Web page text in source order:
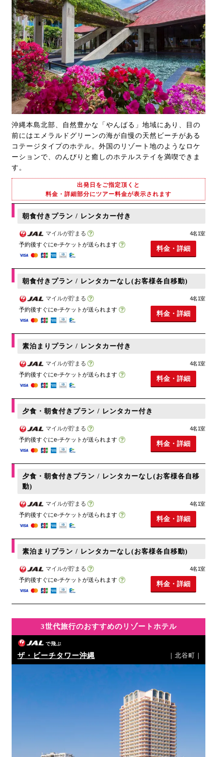
沖縄本島北部、自然豊かな「やんばる」地域にあり、目の
前にはエメラルドグリーンの海が自慢の天然ビーチがある
コテージタイプのホテル。外国のリゾート地のようなロケ
ーションで、のんびりと癒しのホテルステイを満喫できま
す。
出発日をご指定頂くと
料金・詳細部分にツアー料金が表示されます
朝食付きプラン / レンタカー付き
マイルが貯まる
予約後すぐにe-チケットが送られます
4名1室
料金・詳細
朝食付きプラン / レンタカーなし(お客様各自移動)
マイルが貯まる
予約後すぐにe-チケットが送られます
4名1室
料金・詳細
素泊まりプラン / レンタカー付き
マイルが貯まる
予約後すぐにe-チケットが送られます
4名1室
料金・詳細
夕食・朝食付きプラン / レンタカー付き
マイルが貯まる
予約後すぐにe-チケットが送られます
4名1室
料金・詳細
夕食・朝食付きプラン / レンタカーなし(お客様各自移
動)
マイルが貯まる
予約後すぐにe-チケットが送られます
4名1室
料金・詳細
素泊まりプラン / レンタカーなし(お客様各自移動)
マイルが貯まる
予約後すぐにe-チケットが送られます
4名1室
料金・詳細
3世代旅行のおすすめのリゾートホテル
で飛ぶ
ザ・ビーチタワー沖縄 ｜北谷町｜